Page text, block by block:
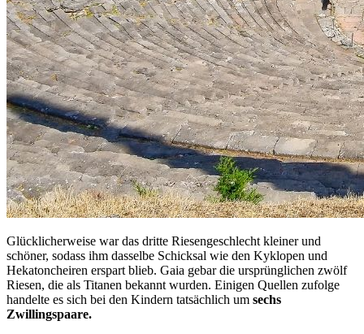
Glücklicherweise war das dritte Riesengeschlecht kleiner und
schöner, sodass ihm dasselbe Schicksal wie den Kyklopen und
Hekatoncheiren erspart blieb. Gaia gebar die ursprünglichen zwölf
Riesen, die als Titanen bekannt wurden. Einigen Quellen zufolge
handelte es sich bei den Kindern tatsächlich um sechs
Zwillingspaare.